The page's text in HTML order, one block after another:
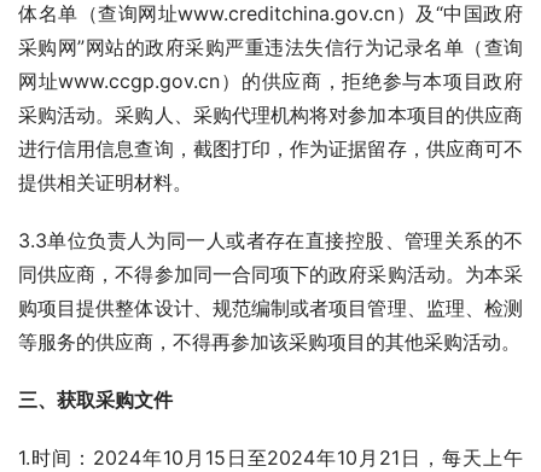
体名单（查询网址www.creditchina.gov.cn）及“中国政府
采购网”网站的政府采购严重违法失信行为记录名单（查询
网址www.ccgp.gov.cn）的供应商，拒绝参与本项目政府
采购活动。采购人、采购代理机构将对参加本项目的供应商
进行信用信息查询，截图打印，作为证据留存，供应商可不
提供相关证明材料。
3.3单位负责人为同一人或者存在直接控股、管理关系的不
同供应商，不得参加同一合同项下的政府采购活动。为本采
购项目提供整体设计、规范编制或者项目管理、监理、检测
等服务的供应商，不得再参加该采购项目的其他采购活动。
三、获取采购文件
1.时间：2024年10月15日至2024年10月21日，每天上午